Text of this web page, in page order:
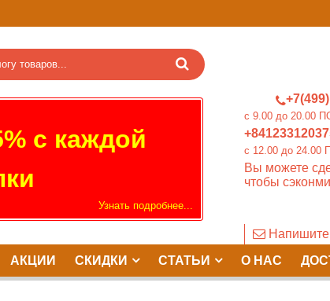
c 9.00 до
c 12.00 до
Вы можете
чтобы
с каждой
Узнать подробнее...
АКЦИИ СКИДКИ СТАТЬИ О НАС